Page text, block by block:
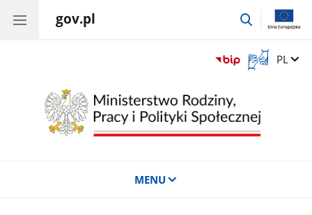
gov.pl
przejdź
Otwórz
okno
języka
migowego
Zmień
PL
MENU